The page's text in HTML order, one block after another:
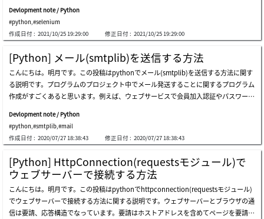
はpoolの方が良いでしょう。上の例はシングルプロセスで動いているのでpoolを使
わなくても特にコネクション管理が必要ないですが、マルチスレッド環境ならconne
ction管理が必要なのでpoolを使う方が良いということです。上のソースはキーの満
了時間設定です。単位は秒単位で設定できます。次はredisで使うlistとmap、set、so
rtedsetのデータタイプです。pythonは使う人により実装する仕方が違いますが、私
はpythonでプログラムを作ることよりプロジェクトの補助手段としてバッチスクリ
プトなどを作成して使うことでよく活用します。その状況で様々なローカルでデータ
を共有するかjavaやc#でredisを使うならその値を確認してテストする目的でよく使
います。ここまでpythonでredisデータベースに接続して使い方に関する説明でし
た。ご不明なところや間違いところがあればコメントしてください。
スクリプトで我々がよく使うクロームブラウザを制御することで特定ボタンを自動に
クリックするかウェブページを移動しながらデータを収集してウェブテストやウェブ
スクレイピングで活用できるライブラリです。以前にはc#でgeckoブラウザをブラウ
ザをコントロールする方法に関して説明したことがあります。link - [c#] geckoライ
ブラリを利用してウェブスクレイピングする方法seleniumとgeckoブラウザの差異
はgeckoブラウザをブラウザのオブジェクトを取得してformコントロールに付けて
開発することで実際のブラウザを使うことではなくブラウザのオブジェクトライブラ
リを使うことです。でも、seleniumの場合はブラウザのライブラリを利用すること
ではなく、もうpcにインストールされたウェブブラウザをseleniumライブラリを通
って制御することです。これはもっとユーザ環境みたいに設定ができるのでgeckoブ
ラウザより実際的なウェブテスト環境を構築することができる利点があります。この
seleniumライブラリを使うためにはpythonからseleniumライブラリをダウンロード
しましょう。私はもうインストールされているとメッセージが出ました。ライブラリ
をインストールしたら今回はドライバーをインストールしなければならないです。こ
こではクローム(chrome)の例で説明します。firefoxやieに関しても同じ流れです。
まず、インストールされたクローム(chrome)のバージョンを確認しましょう。クロ
ーム(chrome)ブラウザの右上のメニューをクリックしてhelp -&gt; about google ch
romeを押下しましょう。そうすると上のイメージ通りに現在のバージョンが表示さ
Devlopment note / Python
#python,#selenium
作成日付 : 2021/10/25 19:29:00 修正日付 : 2021/10/25 19:29:00
[Python] メール(smtplib)を送信する方法
こんにちは。明月です。この投稿はpythonでメール(smtplib)を送信する方法に関す
る説明です。プログラムのプロジェクト中でメール発送することに関するプログラム
作成がすごくあると思います。例えば、ウェブサービスで会員加入認証やパスワード
ではなくてもローカルでは大量広告メール(spam)もあるし、スケジュールアラムも
あります。そのため、どんなプログラムでもメールに関するモジュールは大事だと思
います。pythonでメールライブラリを使うためにはメールプロトコールに関しても
少し知らなければならないです。メールプロトコールはsmtp(simple mail transfer p
rotocol)を使いますが、これがテルネット方式になっているしhelo、mail、rcpt、da
taのコマンドで通信します。私の説明よりウィキによく説明されているのでご参考を
お願いします。link - https://ja.wikipedia.org/wiki/pythonでメールを発送する前に
メールサーバー設定が必要です。google mail - https://support.google.com/私の場
合はgoogleのメールをよく使います。先にクロムに接続して右上のアカウントの管
Devlopment note / Python
#python #smtplib #mail
作成日付 : 2020/07/27 18:38:43 修正日付 : 2020/07/27 18:38:43
[Python] HttpConnection(requestsモジュール)で
ウェブサーバーで接続する方法
こんにちは。明月です。この投稿はpythonでhttpconnection(requestsモジュール)
でウェブサーバーで接続する方法に関する説明です。ウェブサーバーとブラウザの通
信は要請、応答構造でなっています。要請はホストアドレスを含めてページを要請す